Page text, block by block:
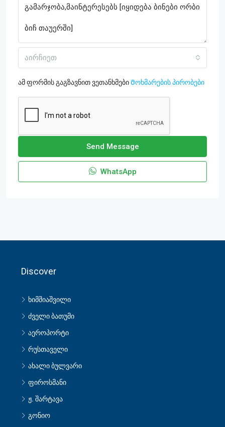
აირჩიეთ
ამ ფორმის გაგზავნით ვეთანხმები Მოხმარების პირობები
Send Message
WhatsApp
Discover
ხიმშიაშვილი
ძველი ბათუმი
აეროპორტი
რუსთაველი
ახალი ბულვარი
ფიროსმანი
ჟ. შარტავა
გონიო